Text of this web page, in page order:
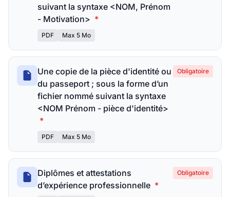
suivant la syntaxe <NOM, Prénom
- Motivation> *
PDF Max 5 Mo
Une copie de la pièce d'identité ou
du passeport ; sous la forme d’un
fichier nommé suivant la syntaxe
<NOM Prénom - pièce d'identité>
*
PDF Max 5 Mo
Obligatoire
Diplômes et attestations
d’expérience professionnelle *
Obligatoire